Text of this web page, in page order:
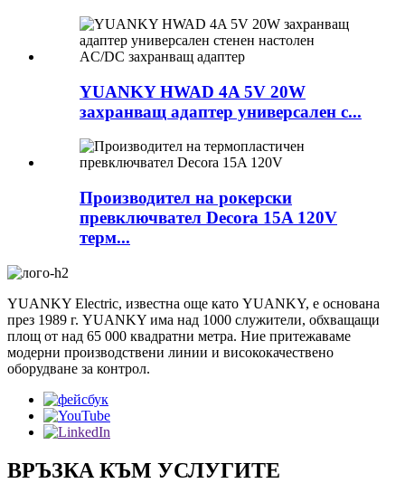
YUANKY HWAD 4A 5V 20W
захранващ адаптер универсален с...
Производител на рокерски
превключвател Decora 15A 120V
терм...
YUANKY Electric, известна още като YUANKY, е основана
през 1989 г. YUANKY има над 1000 служители, обхващащи
площ от над 65 000 квадратни метра. Ние притежаваме
модерни производствени линии и висококачествено
оборудване за контрол.
ВРЪЗКА КЪМ УСЛУГИТЕ